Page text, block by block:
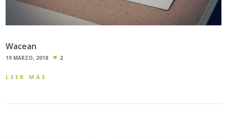
Wacean
19 MARZO, 2018 2
LEER MÁS